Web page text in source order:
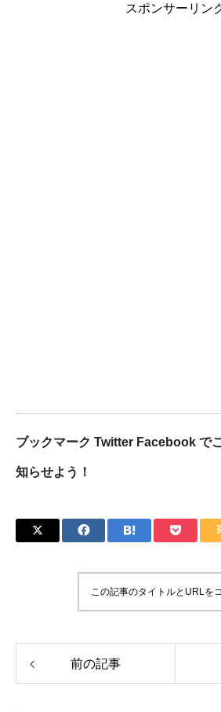
スポンサーリン
ブックマーク Twitter Facebook で
知らせよう！
この記事のタイトルとURLを
前の記事